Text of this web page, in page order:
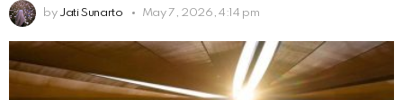
by Jati Sunarto May 7, 2026, 4:14 pm